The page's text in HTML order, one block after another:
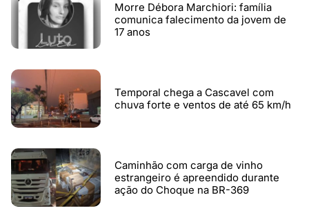
Morre Débora Marchiori: família
comunica falecimento da jovem de
17 anos
Temporal chega a Cascavel com
chuva forte e ventos de até 65 km/h
Caminhão com carga de vinho
estrangeiro é apreendido durante
ação do Choque na BR-369